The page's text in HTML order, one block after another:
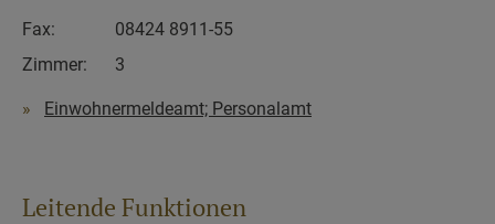
Fax:
08424 8911-55
Zimmer:
3
Einwohnermeldeamt; Personalamt
Leitende Funktionen